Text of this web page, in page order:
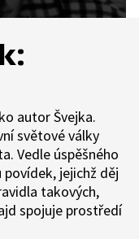
autor Švejka.
světové války
Vedle úspěšného
jejichž děj
takových,
spojuje prostředí